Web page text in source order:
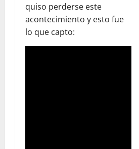
quiso perderse este
acontecimiento y esto fue
lo que capto: